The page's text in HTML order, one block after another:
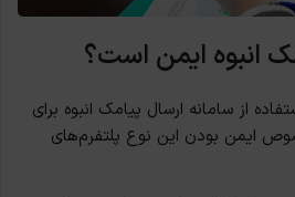
انبوه ایمن است؟
از سامانه‌ ارسال پیامک انبوه برای
ایمن بودن این نوع پلتفرم‌های